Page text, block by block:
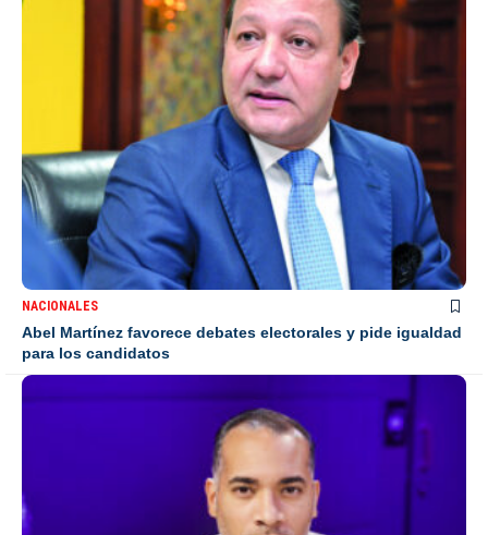
NACIONALES
Abel Martínez favorece debates electorales y pide igualdad
para los candidatos